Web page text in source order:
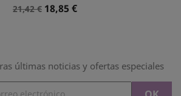
Precio
21,42 € Precio
18,85 €
últimas noticias y ofertas especiales